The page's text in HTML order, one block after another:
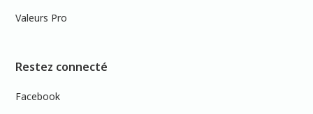
Valeurs Pro
Restez connecté
Facebook